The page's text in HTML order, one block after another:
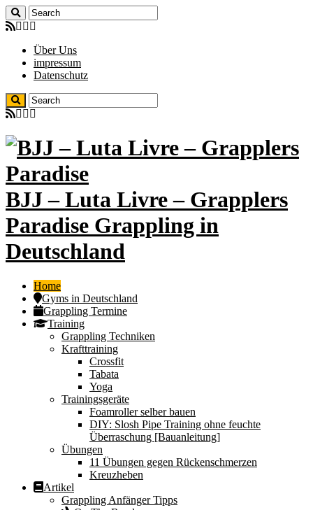
Über Uns
impressum
Datenschutz
BJJ – Luta Livre – Grapplers
Paradise Grappling in
Deutschland
Home
Gyms in Deutschland
Grappling Termine
Training
Grappling Techniken
Krafttraining
Crossfit
Tabata
Yoga
Trainingsgeräte
Foamroller selber bauen
DIY: Slosh Pipe Training ohne feuchte
Überraschung [Bauanleitung]
Übungen
11 Übungen gegen Rückenschmerzen
Kreuzheben
Artikel
Grappling Anfänger Tipps